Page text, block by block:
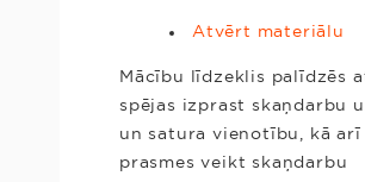
Atvērt materiālu
Mācību līdzeklis palīdzēs
spējas izprast skaņdarbu
un satura vienotību, kā arī
prasmes veikt skaņdarbu